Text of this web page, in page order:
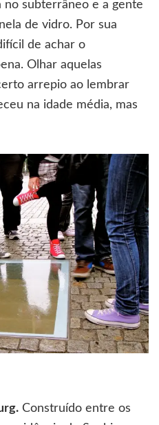
no subterrâneo e a gente
de vidro. Por sua
de achar o
Olhar aquelas
arrepio ao lembrar
na idade média, mas
Construído entre os